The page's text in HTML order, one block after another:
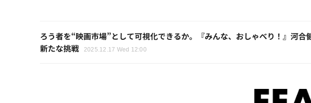
ろう者を“映画市場”として可視化できるか。『みんな、おしゃべり！』河合
新たな挑戦
2025.12.17 Wed 12:00